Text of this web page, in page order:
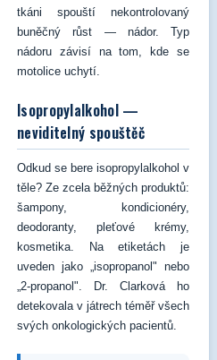
tkáni spouští nekontrolovaný
buněčný růst — nádor. Typ
nádoru závisí na tom, kde se
motolice uchytí.
Isopropylalkohol —
neviditelný spouštěč
Odkud se bere isopropylalkohol v
těle? Ze zcela běžných produktů:
šampony, kondicionéry,
deodoranty, pleťové krémy,
kosmetika. Na etiketách je
uveden jako „isopropanol" nebo
„2-propanol". Dr. Clarková ho
detekovala v játrech téměř všech
svých onkologických pacientů.